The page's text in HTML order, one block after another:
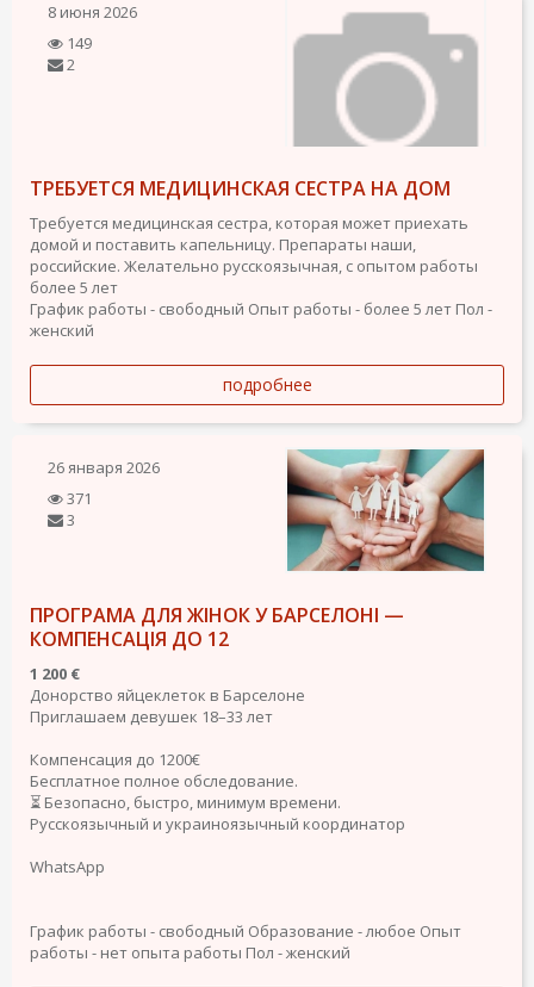
8 июня 2026
149
2
ТРЕБУЕТСЯ МЕДИЦИНСКАЯ СЕСТРА НА ДОМ
Требуется медицинская сестра, которая может приехать
домой и поставить капельницу. Препараты наши,
российские. Желательно русскоязычная, с опытом работы
более 5 лет
График работы - свободный Опыт работы - более 5 лет Пол -
женский
подробнее
26 января 2026
371
3
ПРОГРАМА ДЛЯ ЖІНОК У БАРСЕЛОНІ —
КОМПЕНСАЦІЯ ДО 12
1 200 €
Донорство яйцеклеток в Барселоне
Приглашаем девушек 18–33 лет
Компенсация до 1200€
Бесплатное полное обследование.
⏳ Безопасно, быстро, минимум времени.
Русскоязычный и украиноязычный координатор
WhatsApp
График работы - свободный Образование - любое Опыт
работы - нет опыта работы Пол - женский